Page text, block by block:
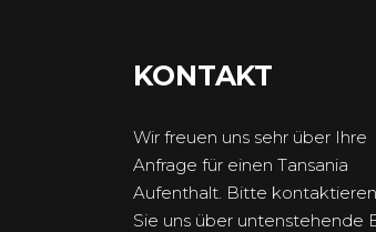
KONTAKT
Wir freuen uns sehr über Ihre
Anfrage für einen Tansania
Aufenthalt. Bitte kontaktieren
Sie uns über untenstehende